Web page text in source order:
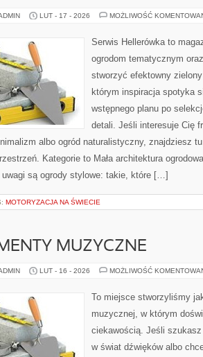
LUT - 17 - 2026 MOŻLIWOŚĆ
Serwis Hellerówka to
ogrodom tematycznym
stworzyć efektowny
którym inspiracja spotyka
wstępnego planu po
detali. Jeśli interesuje Cię
albo ogród naturalistyczny, znajdziesz
Kategorie to Mała architektura
są ogrody stylowe: takie, które […]
MOTORYZACJA NA ŚWIECIE
MUZYCZNE
LUT - 16 - 2026 MOŻLIWOŚĆ
To miejsce stworzyliśmy
muzycznej, w którym
ciekawością. Jeśli
w świat dźwięków albo